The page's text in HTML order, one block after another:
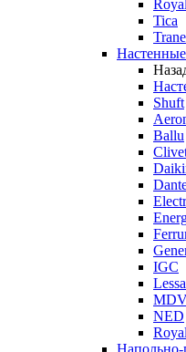
Tica
Trane
Shuft
Ballu
IGC
NED